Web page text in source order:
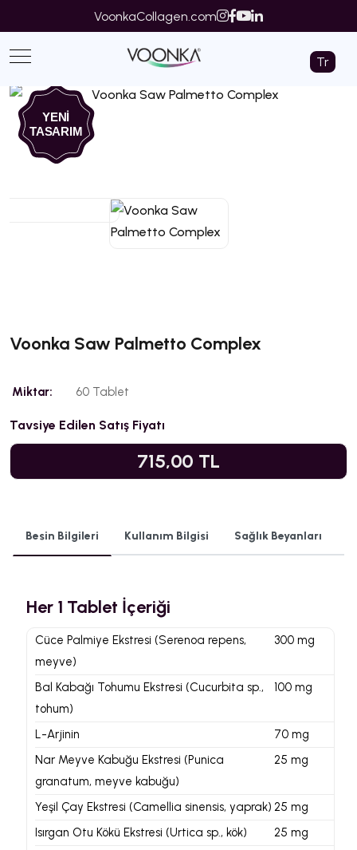
VoonkaCollagen.com
Tr
‹
YENİ
TASARIM
Voonka Saw Palmetto Complex
Miktar: 60 Tablet
Tavsiye Edilen Satış Fiyatı
715,00 TL
Besin Bilgileri Kullanım Bilgisi Sağlık Beyanları
Her 1 Tablet İçeriği
Cüce Palmiye Ekstresi (Serenoa repens,
meyve)
300 mg
Bal Kabağı Tohumu Ekstresi (Cucurbita sp.,
tohum)
100 mg
L-Arjinin
70 mg
Nar Meyve Kabuğu Ekstresi (Punica
granatum, meyve kabuğu)
25 mg
Yeşil Çay Ekstresi (Camellia sinensis, yaprak) 25 mg
Isırgan Otu Kökü Ekstresi (Urtica sp., kök)
25 mg